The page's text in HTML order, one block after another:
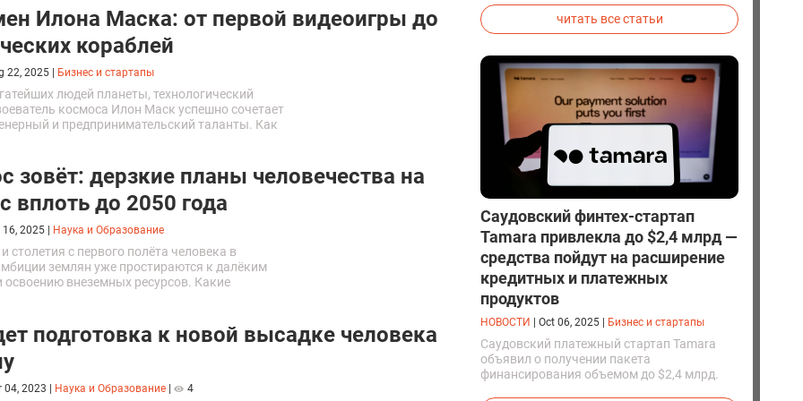
Илона Маска: от первой видеоигры до
кораблей
22, 2025 Бизнес и стартапы
людей планеты, технологический
космоса Илон Маск успешно сочетает
и предпринимательский таланты. Как
дома?
зовёт: дерзкие планы человечества на
вплоть до 2050 года
2025 Наука и Образование
столетия с первого полёта человека в
землян уже простираются к далёким
освоению внеземных ресурсов. Какие
проекты разных стран и
в этой статье!
подготовка к новой высадке человека
04, 2023 | Наука и Образование | 4
вывели первых генетически
модифицированных щенков с фенотипом
читать все статьи
Саудовский финтех-стартап
Tamara привлекла до $2,4 млрд —
средства пойдут на расширение
кредитных и платежных
продуктов
НОВОСТИ Oct 06, 2025 Бизнес и стартапы
Саудовский платежный стартап Tamara
объявил о получении пакета
финансирования объемом до $2,4 млрд.